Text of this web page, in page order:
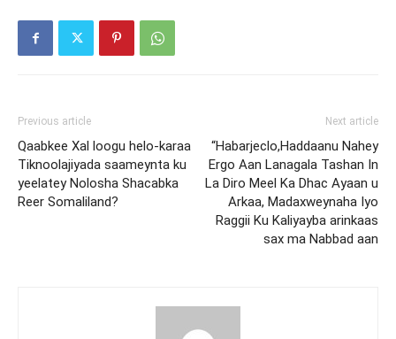
Previous article
Qaabkee Xal loogu helo-karaa
Tiknoolajiyada saameynta ku
yeelatey Nolosha Shacabka
Reer Somaliland?
Next article
“Habarjeclo,Haddaanu Nahey
Ergo Aan Lanagala Tashan In
La Diro Meel Ka Dhac Ayaan u
Arkaa, Madaxweynaha Iyo
Raggii Ku Kaliyayba arinkaas
sax ma Nabbad aan